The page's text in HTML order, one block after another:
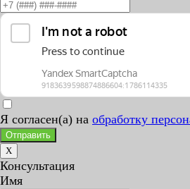
Я согласен(а) на обработку
Отправить
X
Консультация
Имя